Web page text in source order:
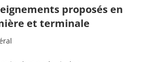
proposés en
et terminale